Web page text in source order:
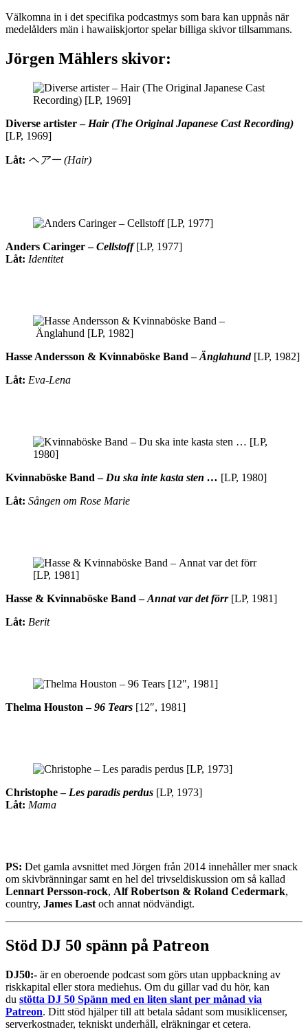
Välkomna in i det specifika podcastmys som bara kan uppnås när
medelålders män i hawaiiskjortor spelar billiga skivor tillsammans.
Jörgen Mählers skivor:
Diverse artister – Hair (The Original Japanese Cast Recording)
[LP, 1969]
Låt: ヘアー (Hair)
Anders Caringer –Cellstoff[LP, 1977]
Låt: Identitet
Hasse Andersson & Kvinnaböske Band –Änglahund[LP, 1982]
Låt: Eva-Lena
Kvinnaböske Band – Du ska inte kasta sten … [LP, 1980]
Låt: Sången om Rose Marie
Hasse & Kvinnaböske Band –Annat var det förr[LP, 1981]
Låt: Berit
Thelma Houston –96 Tears [12″, 1981]
Christophe – Les paradis perdus [LP, 1973]
Låt: Mama
PS: Det gamla avsnittet med Jörgen från 2014 innehåller mer snack
om skivbränningar samt en hel del trivseldiskussion om så kallad
Lennart Persson-rock, Alf Robertson & Roland Cedermark,
country, James Last och annat nödvändigt.
Stöd DJ 50 spänn på Patreon
DJ50:- är en oberoende podcast som görs utan uppbackning av
riskkapital eller stora mediehus. Om du gillar vad du hör, kan
du stötta DJ 50 Spänn med en liten slant per månad via
Patreon. Ditt stöd hjälper till att betala sådant som musiklicenser,
serverkostnader, tekniskt underhåll, elräkningar et cetera.